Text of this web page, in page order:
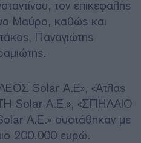
τον επικεφαλής
Μαύρο, καθώς και
Παναγιώτης
Solar Α.Ε», «Άτλας
Solar Α.Ε.», «ΣΠΗΛΑΙΟ
Α.Ε.» συστάθηκαν με
200.000 ευρώ.